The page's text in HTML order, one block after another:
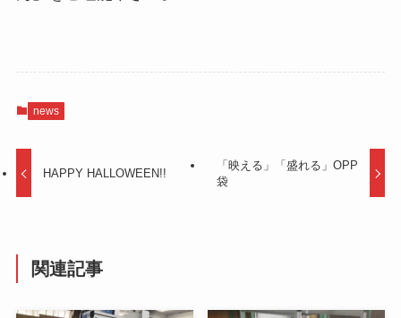
news
HAPPY HALLOWEEN!!
「映える」「盛れる」OPP
袋
関連記事